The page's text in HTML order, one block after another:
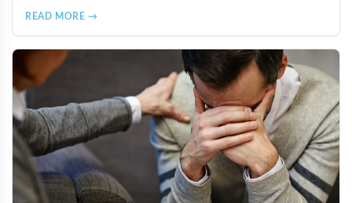
READ MORE →